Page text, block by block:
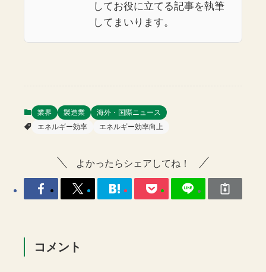
してお役に立てる記事を執筆
してまいります。
業界 製造業
海外・国際ニュース
エネルギー効率
エネルギー効率向上
よかったらシェアしてね！
コメント